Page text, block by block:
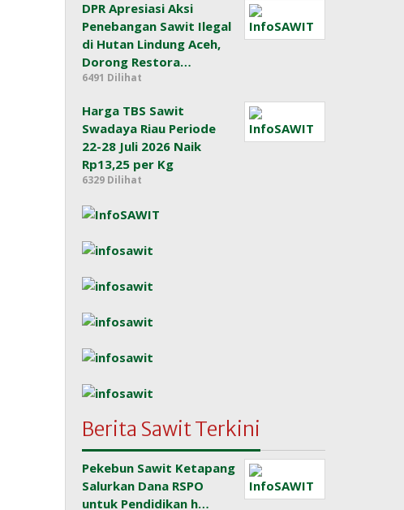
DPR Apresiasi Aksi
Penebangan Sawit Ilegal
di Hutan Lindung Aceh,
Dorong Restora…
6491 Dilihat
Harga TBS Sawit
Swadaya Riau Periode
22-28 Juli 2026 Naik
Rp13,25 per Kg
6329 Dilihat
Berita Sawit Terkini
Pekebun Sawit Ketapang
Salurkan Dana RSPO
untuk Pendidikan h…